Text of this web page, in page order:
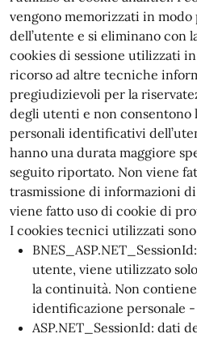
vengono memorizzati in
dell’utente e si eliminano con
cookies di sessione utilizzati
ricorso ad altre tecniche
pregiudizievoli per la
degli utenti e non consentono
personali identificativi
hanno una durata maggiore
seguito riportato. Non viene
trasmissione di informazioni
viene fatto uso di cookie di
I cookies tecnici utilizzati
utente, viene utilizzato
la continuità. Non
identificazione personale -
ASP.NET_SessionId: dati